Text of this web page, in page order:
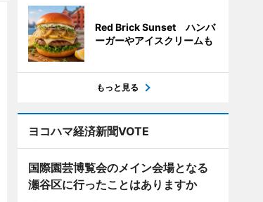
Red Brick Sunset ハンバ
ーガーやアイスクリームも
もっと見る
ヨコハマ経済新聞VOTE
国際園芸博覧会のメイン会場となる
瀬谷区に行ったことはありますか